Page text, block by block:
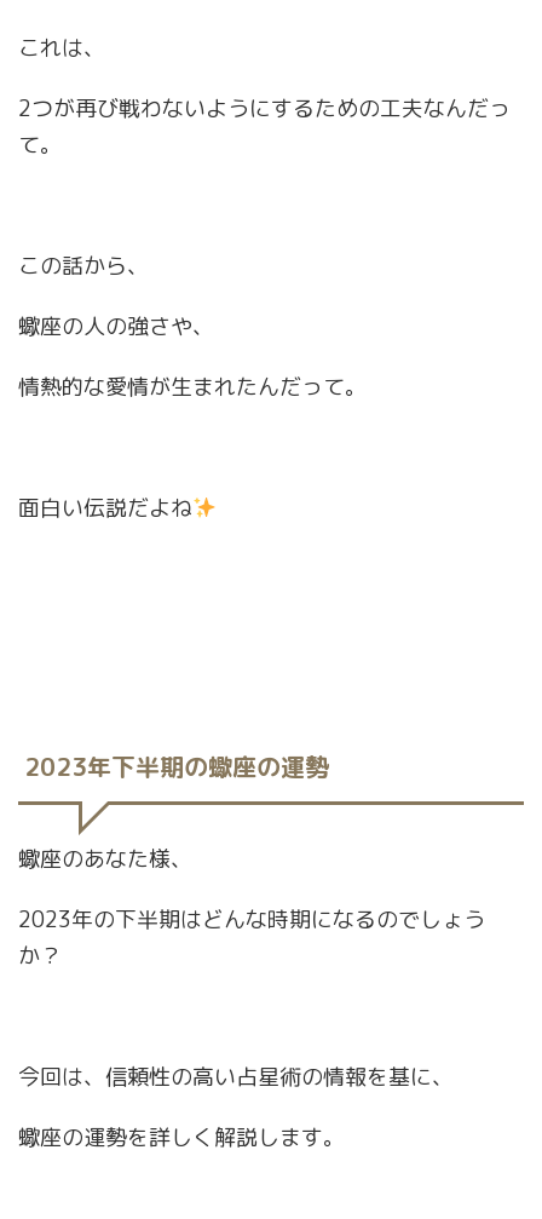
これは、
2つが再び戦わないようにするための工夫なんだっ
て。
この話から、
蠍座の人の強さや、
情熱的な愛情が生まれたんだって。
面白い伝説だよね
2023年下半期の蠍座の運勢
蠍座のあなた様、
2023年の下半期はどんな時期になるのでしょう
か？
今回は、信頼性の高い占星術の情報を基に、
蠍座の運勢を詳しく解説します。